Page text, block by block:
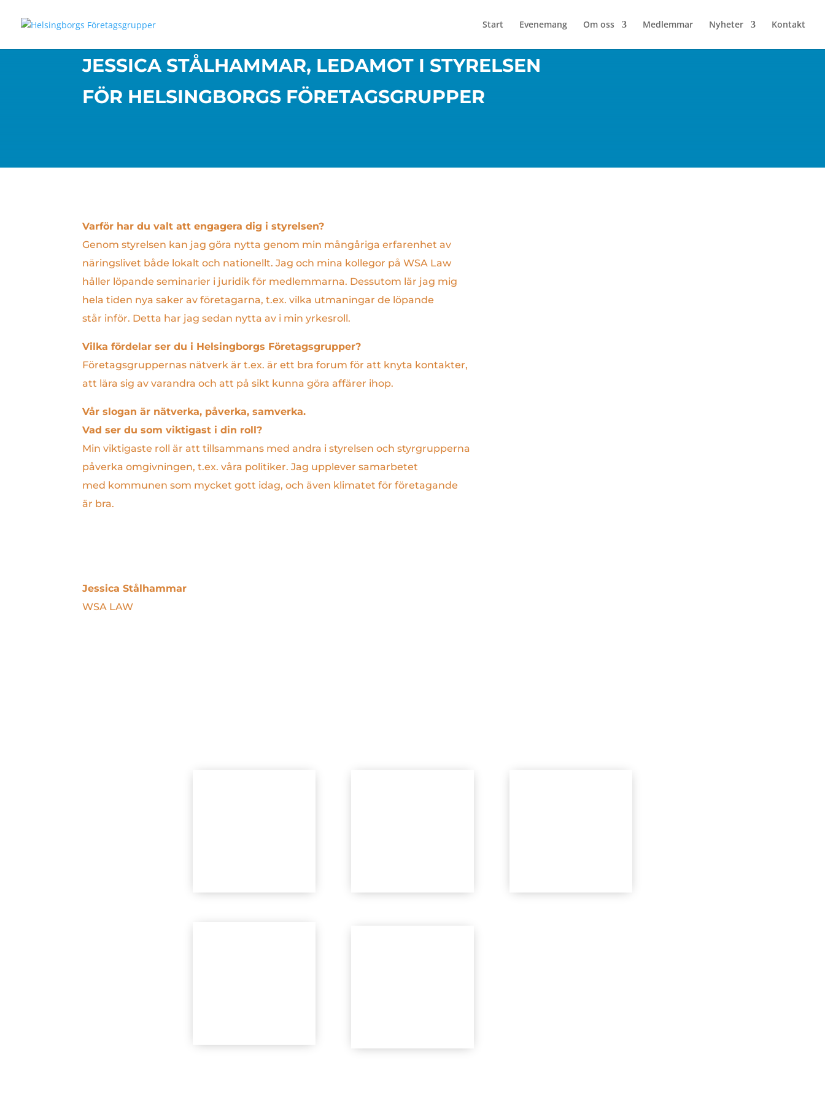
Start Evenemang Om oss Medlemmar Nyheter Kontakt
JESSICA STÅLHAMMAR, LEDAMOT I STYRELSEN
FÖR HELSINGBORGS FÖRETAGSGRUPPER
Varför har du valt att engagera dig i styrelsen?
Genom styrelsen kan jag göra nytta genom min mångåriga erfarenhet av
näringslivet både lokalt och nationellt. Jag och mina kollegor på WSA Law
håller löpande seminarier i juridik för medlemmarna. Dessutom lär jag mig
hela tiden nya saker av företagarna, t.ex. vilka utmaningar de löpande
står inför. Detta har jag sedan nytta av i min yrkesroll.
Vilka fördelar ser du i Helsingborgs Företagsgrupper?
Företagsgruppernas nätverk är t.ex. är ett bra forum för att knyta kontakter,
att lära sig av varandra och att på sikt kunna göra affärer ihop.
Vår slogan är nätverka, påverka, samverka.
Vad ser du som viktigast idin roll?
Min viktigaste roll är att tillsammans med andra i styrelsen och styrgrupperna
påverka omgivningen, t.ex. våra politiker. Jag upplever samarbetet
med kommunen som mycket gott idag, och även klimatet för företagande
är bra.
Jessica Stålhammar
WSA LAW